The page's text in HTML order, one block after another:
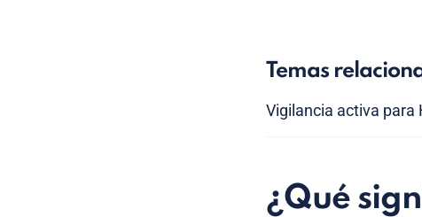
Temas
Vigilancia activa para
¿Qué